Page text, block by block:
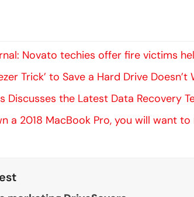
Novato techies offer fire victims
Trick’ to Save a Hard Drive
Discusses the Latest Data Recovery
a 2018 MacBook Pro, you will want